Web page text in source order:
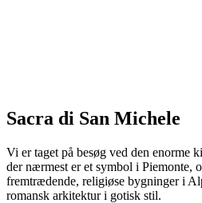
Sacra di San Michele
Vi er taget på besøg ved den enorme
der nærmest er et symbol i Piemonte,
fremtrædende, religiøse bygninger i
romansk arkitektur i gotisk stil.